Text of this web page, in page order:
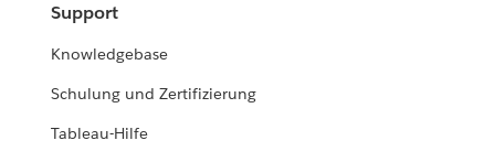
Support
Knowledgebase
Schulung und Zertifizierung
Tableau-Hilfe